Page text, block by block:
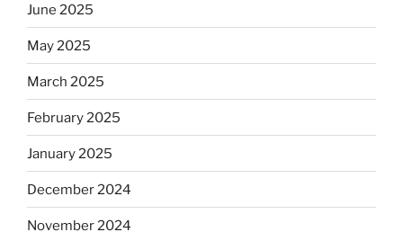
June 2025
May 2025
March 2025
February 2025
January 2025
December 2024
November 2024